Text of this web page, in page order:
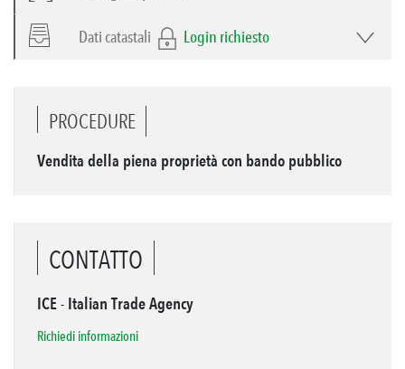
Dati catastali Login richiesto
PROCEDURE
Vendita della piena proprietà con bando pubblico
CONTATTO
ICE - Italian Trade Agency
Richiedi informazioni